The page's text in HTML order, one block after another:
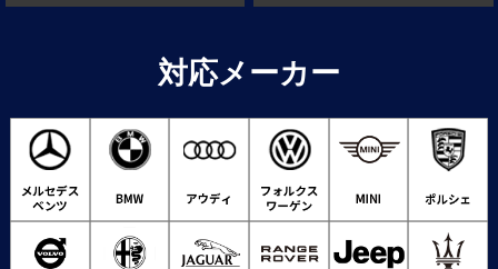
対応メーカー